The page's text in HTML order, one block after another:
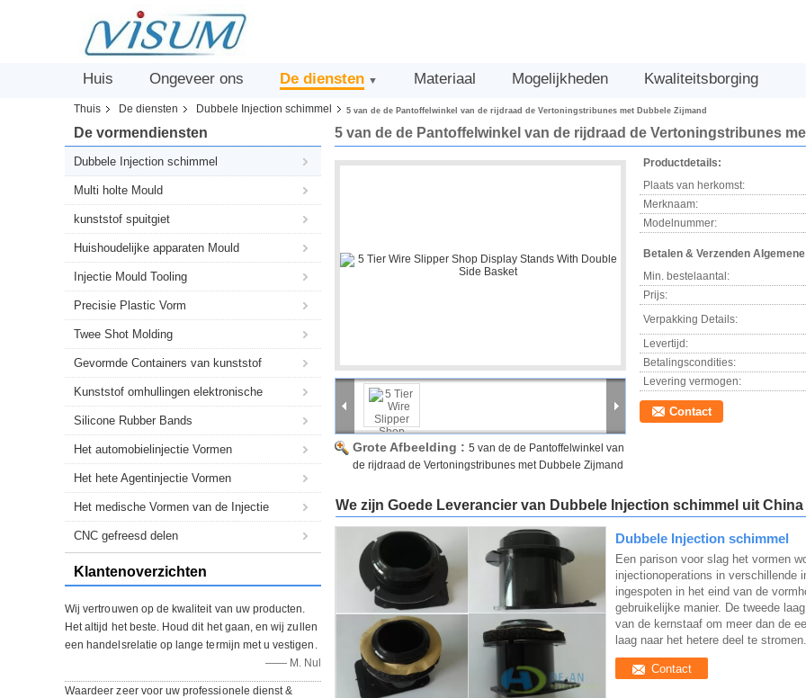
Huis Ongeveer ons De diensten ▼ Materiaal Mogelijkheden Kwaliteitsborging
Thuis De diensten Dubbele Injection schimmel 5 van de de Pantoffelwinkel van de rijdraad de Vertoningstribunes met Dubbele Zijmand
De vormendiensten
Dubbele Injection schimmel
Multi holte Mould
kunststof spuitgiet
Huishoudelijke apparaten Mould
Injectie Mould Tooling
Precisie Plastic Vorm
Twee Shot Molding
Gevormde Containers van kunststof
Kunststof omhullingen elektronische
Silicone Rubber Bands
Het automobielinjectie Vormen
Het hete Agentinjectie Vormen
Het medische Vormen van de Injectie
CNC gefreesd delen
Klantenoverzichten
Wij vertrouwen op de kwaliteit van uw producten.
Het altijd het beste. Houd dit het gaan, en wij zullen
een handelsrelatie op lange termijn met u vestigen.
—— M. Nul
Waardeer zeer voor uw professionele dienst &
5 van de de Pantoffelwinkel van de rijdraad de Vertoningstribunes
Grote Afbeelding : 5 van de de Pantoffelwinkel van
de rijdraad de Vertoningstribunes met Dubbele Zijmand
Productdetails:
Plaats van herkomst:
Merknaam:
Modelnummer:
Betalen & Verzenden
Min. bestelaantal:
Prijs:
Verpakking Details:
Levertijd:
Betalingscondities:
Levering vermogen:
Contact
We zijn Goede Leverancier van Dubbele Injection schimmel uit China
Dubbele Injection schimmel
Een parison voor slag het vormen
injectionoperations in verschillende
ingespoten in het eind van de
gebruikelijke manier. De tweede
van de kernstaaf om meer dan de
laag naar het hetere deel te stromen.
Contact